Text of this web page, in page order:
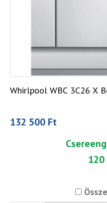
Whirlpool WBC 3C26 X
132 500 Ft